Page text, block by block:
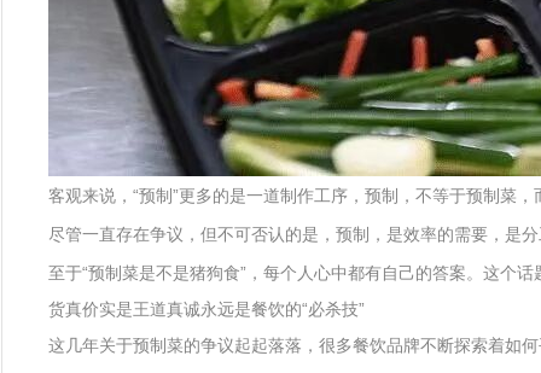
客观来说，“预制”更多的是一道制作工序，预制，不等于预制菜
尽管一直存在争议，但不可否认的是，预制，是效率的需要，是
至于“预制菜是不是猪狗食”，每个人心中都有自己的答案。这个
货真价实是王道真诚永远是餐饮的“必杀技”
这几年关于预制菜的争议起起落落，很多餐饮品牌不断探索着如